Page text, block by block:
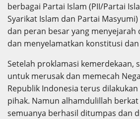
berbagai Partai Islam (PII/Partai
Syarikat Islam dan Partai
dan peran besar yang menyejarah
dan menyelamatkan konstitusi dan
Setelah proklamasi kemerdekaan,
untuk merusak dan memecah
Republik Indonesia terus
pihak. Namun alhamdulillah
semuanya berhasil ditumpas dan